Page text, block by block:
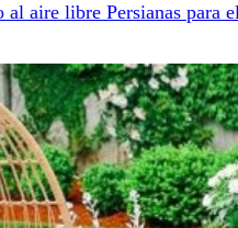
aire libre Persianas para